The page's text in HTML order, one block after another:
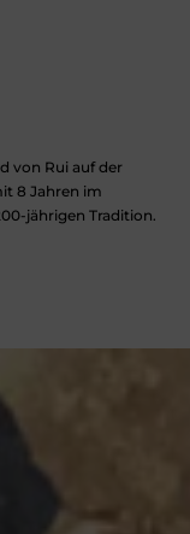
von Rui auf der
8 Jahren im
jährigen Tradition.